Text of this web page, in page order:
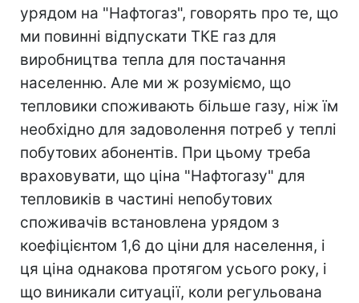
урядом на "Нафтогаз", говорять про те, що
ми повинні відпускати ТКЕ газ для
виробництва тепла для постачання
населенню. Але ми ж розуміємо, що
тепловики споживають більше газу, ніж їм
необхідно для задоволення потреб у теплі
побутових абонентів. При цьому треба
враховувати, що ціна "Нафтогазу" для
тепловиків в частині непобутових
споживачів встановлена урядом з
коефіцієнтом 1,6 до ціни для населення, і
ця ціна однакова протягом усього року, і
що виникали ситуації, коли регульована